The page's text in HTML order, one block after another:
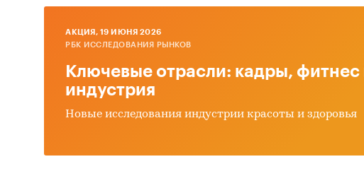
Информация
оливок
HoReCa
AКЦИЯ, 19 ИЮНЯ 2026
РБК ИССЛЕДОВАНИЯ РЫНКОВ
Ключевые отрасли: кадры, фитнес
индустрия
Новые исследования индустрии красоты и здоровья